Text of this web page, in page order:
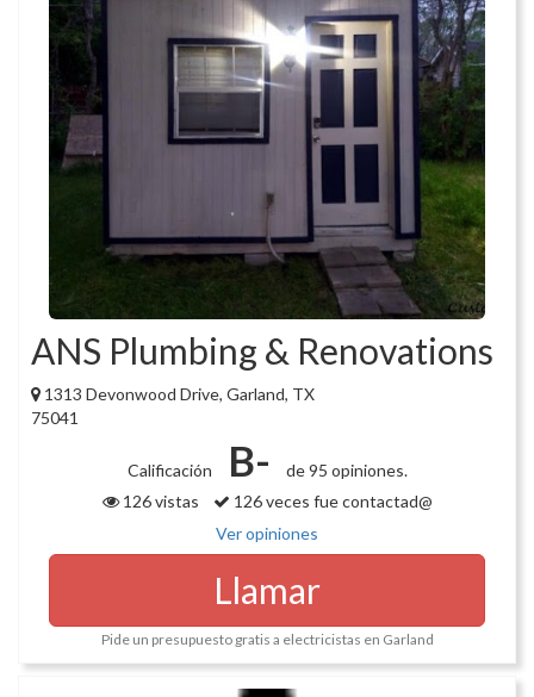
ANS Plumbing & Renovations
1313 Devonwood Drive, Garland, TX
75041
Calificación B-
de 95 opiniones.
126 vistas
126 veces fue contactad@
Ver opiniones
Llamar
Pide un presupuesto gratis a electricistas en Garland